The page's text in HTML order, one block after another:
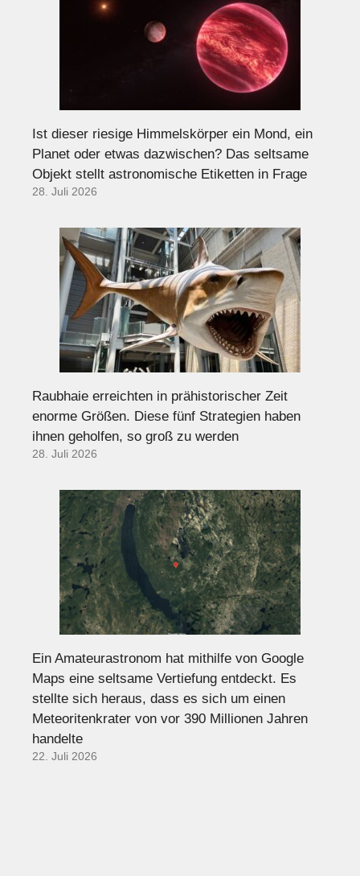
Ist dieser riesige Himmelskörper ein Mond, ein
Planet oder etwas dazwischen? Das seltsame
Objekt stellt astronomische Etiketten in Frage
28. Juli 2026
Raubhaie erreichten in prähistorischer Zeit
enorme Größen. Diese fünf Strategien haben
ihnen geholfen, so groß zu werden
28. Juli 2026
Ein Amateurastronom hat mithilfe von Google
Maps eine seltsame Vertiefung entdeckt. Es
stellte sich heraus, dass es sich um einen
Meteoritenkrater von vor 390 Millionen Jahren
handelte
22. Juli 2026